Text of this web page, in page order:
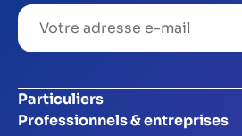
Votre
adresse
e-
Particuliers
Professionnels & entreprises